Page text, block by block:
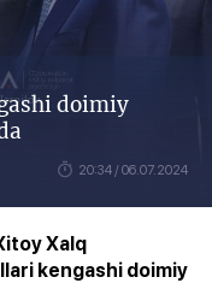
doimiy
20:34 / 06.07.2024
Xalq
kengashi doimiy